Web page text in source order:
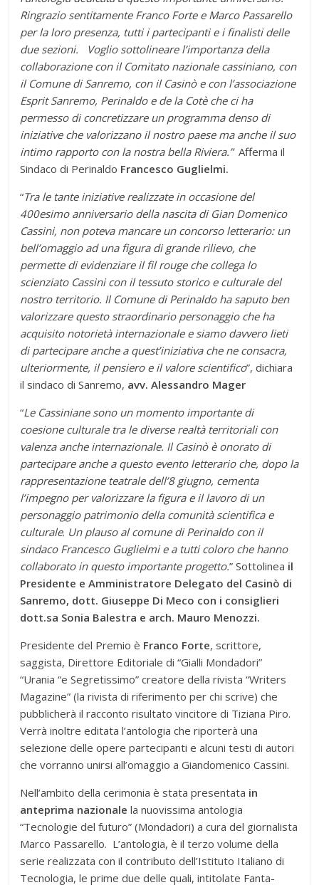
Ringrazio sentitamente Franco Forte e Marco Passarello
per la loro presenza, tutti i partecipanti e i finalisti delle
due sezioni. Voglio sottolineare l’importanza della
collaborazione con il Comitato nazionale cassiniano, con
il Comune di Sanremo, con il Casinò e con l’associazione
Esprit Sanremo, Perinaldo e de la Cotè che ci ha
permesso di concretizzare un programma denso di
iniziative che valorizzano il nostro paese ma anche il suo
intimo rapporto con la nostra bella Riviera.” Afferma il
Sindaco di Perinaldo Francesco Guglielmi.
“Tra le tante iniziative realizzate in occasione del
400esimo anniversario della nascita di Gian Domenico
Cassini, non poteva mancare un concorso letterario: un
bell’omaggio ad una figura di grande rilievo, che
permette di evidenziare il fil rouge che collega lo
scienziato Cassini con il tessuto storico e culturale del
nostro territorio. Il Comune di Perinaldo ha saputo ben
valorizzare questo straordinario personaggio che ha
acquisito notorietà internazionale e siamo davvero lieti
di partecipare anche a quest’iniziativa che ne consacra,
ulteriormente, il pensiero e il valore scientifico”, dichiara
il sindaco di Sanremo, avv. Alessandro Mager
“Le Cassiniane sono un momento importante di
coesione culturale tra le diverse realtà territoriali con
valenza anche internazionale. Il Casinò è onorato di
partecipare anche a questo evento letterario che, dopo la
rappresentazione teatrale dell’8 giugno, cementa
l’impegno per valorizzare la figura e il lavoro di un
personaggio patrimonio della comunità scientifica e
culturale. Un plauso al comune di Perinaldo con il
sindaco Francesco Guglielmi e a tutti coloro che hanno
collaborato in questo importante progetto.” Sottolinea il
Presidente e Amministratore Delegato del Casinò di
Sanremo, dott. Giuseppe Di Meco con i consiglieri
dott.sa Sonia Balestra e arch. Mauro Menozzi.
Presidente del Premio è Franco Forte, scrittore,
saggista, Direttore Editoriale di “Gialli Mondadori”
“Urania “e Segretissimo” creatore della rivista “Writers
Magazine” (la rivista di riferimento per chi scrive) che
pubblicherà il racconto risultato vincitore di Tiziana Piro.
Verrà inoltre editata l’antologia che riporterà una
selezione delle opere partecipanti e alcuni testi di autori
che vorranno unirsi all’omaggio a Giandomenico Cassini.
Nell’ambito della cerimonia è stata presentata in
anteprima nazionale la nuovissima antologia
“Tecnologie del futuro” (Mondadori) a cura del giornalista
Marco Passarello. L’antologia, è il terzo volume della
serie realizzata con il contributo dell’Istituto Italiano di
Tecnologia, le prime due delle quali, intitolate Fanta-